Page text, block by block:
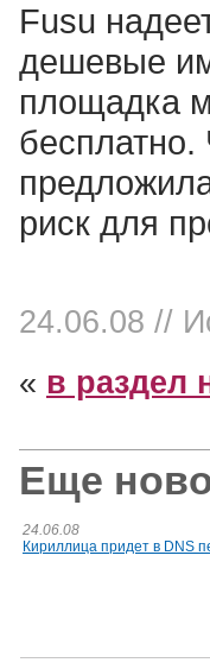
Fusu
дешевые
площадка
риск для
24.06.08 //
« в раздел
Еще
24.06.08
Кириллица придет в DNS